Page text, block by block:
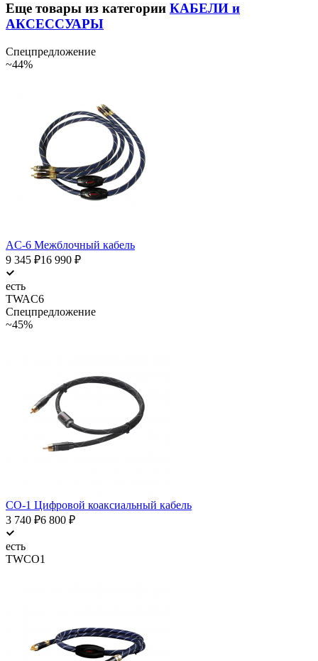
Еще товары из категории КАБЕЛИ и
АКСЕССУАРЫ
Спецпредложение
~44%
AC-6 Межблочный кабель
9 345 ₽16 990 ₽
есть
TWAC6
Спецпредложение
~45%
CO-1 Цифровой коаксиальный кабель
3 740 ₽6 800 ₽
есть
TWCO1